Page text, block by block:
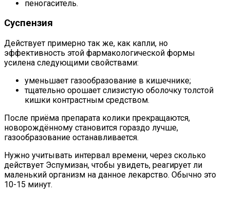
пеногаситель.
Суспензия
Действует примерно так же, как капли, но
эффективность этой фармакологической формы
усилена следующими свойствами:
уменьшает газообразование в кишечнике;
тщательно орошает слизистую оболочку толстой
кишки контрастным средством.
После приёма препарата колики прекращаются,
новорождённому становится гораздо лучше,
газообразование останавливается.
Нужно учитывать интервал времени, через сколько
действует Эспумизан, чтобы увидеть, реагирует ли
маленький организм на данное лекарство. Обычно это
10-15 минут.